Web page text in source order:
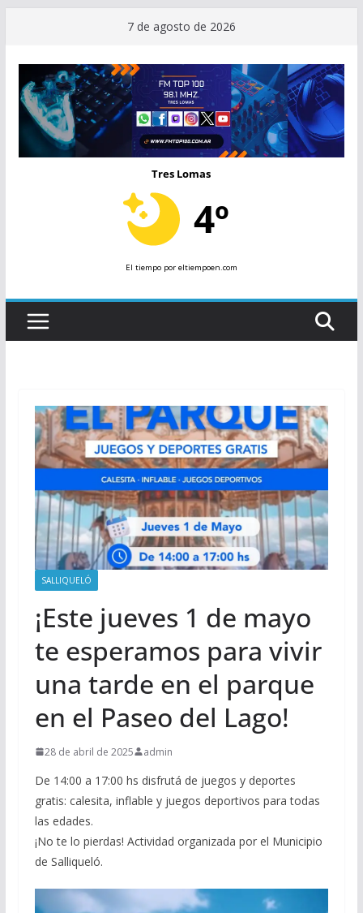
contenido
7 de agosto de 2026
Tres Lomas
4º
El tiempopor eltiempoen.com
SALLIQUELÓ
¡Este jueves 1 de mayo
te esperamos para vivir
una tarde en el parque
en el Paseo del Lago!
28 de abril de 2025 admin
De 14:00 a 17:00 hs disfrutá de juegos y deportes
gratis: calesita, inflable y juegos deportivos para todas
las edades.
¡No te lo pierdas! Actividad organizada por el Municipio
de Salliqueló.